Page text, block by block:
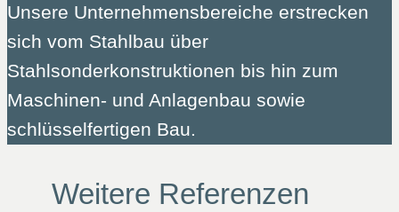
Unsere Unternehmensbereiche erstrecken
sich vom Stahlbau über
Stahlsonderkonstruktionen bis hin zum
Maschinen- und Anlagenbau sowie
schlüsselfertigen Bau.
Weitere Referenzen